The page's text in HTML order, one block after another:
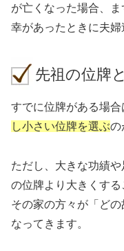
が亡くなった場合、
幸があったときに夫婦
先祖の位牌
すでに位牌がある場合
し小さい位牌を選ぶの
ただし、大きな功績
の位牌より大きくする
その家の方々が「ど
なってきます。